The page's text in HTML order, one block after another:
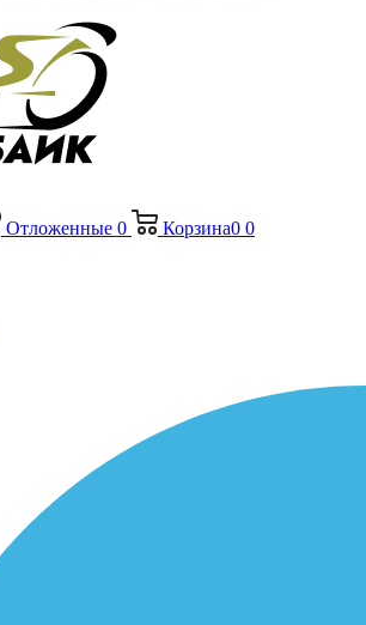
Отложенные 0 Корзина0 0